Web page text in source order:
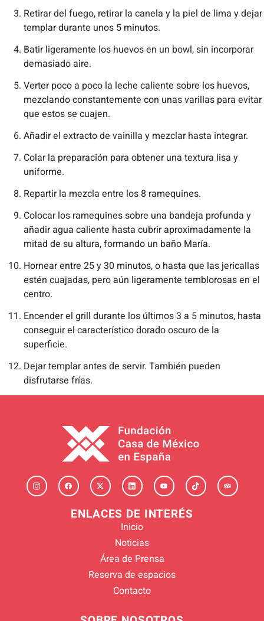
Retirar del fuego, retirar la canela y la piel de lima y dejar
templar durante unos 5 minutos.
Batir ligeramente los huevos en un bowl, sin incorporar
demasiado aire.
Verter poco a poco la leche caliente sobre los huevos,
mezclando constantemente con unas varillas para evitar
que estos se cuajen.
Añadir el extracto de vainilla y mezclar hasta integrar.
Colar la preparación para obtener una textura lisa y
uniforme.
Repartir la mezcla entre los 8 ramequines.
Colocar los ramequines sobre una bandeja profunda y
añadir agua caliente hasta cubrir aproximadamente la
mitad de su altura, formando un baño María.
Hornear entre 25 y 30 minutos, o hasta que las jericallas
estén cuajadas, pero aún ligeramente temblorosas en el
centro.
Encender el grill durante los últimos 3 a 5 minutos, hasta
conseguir el característico dorado oscuro de la
superficie.
Dejar templar antes de servir. También pueden
disfrutarse frías.
ENLACES DE INTERÉS
Inicio
Noticias
Área de Prensa
Reserva de espacios
Contacto